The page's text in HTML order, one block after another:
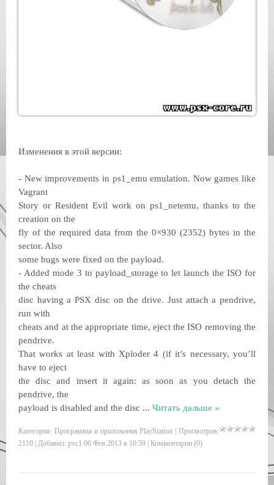
Изменения в этой версии:
- New improvements in ps1_emu emulation. Now games like
Vagrant
Story or Resident Evil work on ps1_netemu, thanks to the
creation on the
fly of the required data from the 0×930 (2352) bytes in the
sector. Also
some bugs were fixed on the payload.
- Added mode 3 to payload_storage to let launch the ISO for
the cheats
disc having a PSX disc on the drive. Just attach a pendrive,
run with
cheats and at the appropriate time, eject the ISO removing the
pendrive.
That works at least with Xploder 4 (if it’s necessary, you’ll
have to eject
the disc and insert it again: as soon as you detach the
pendrive, the
payload is disabled and the disc ... Читать дальше »
Категория: Программы и приложения PlayStation | Просмотров:
2110 | Добавил: pvc1 06 Фев 2013 в 16:59 | Комментарии (0)